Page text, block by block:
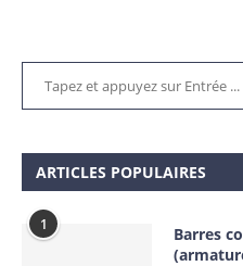
ARTICLES POPULAIRES
1
Barres